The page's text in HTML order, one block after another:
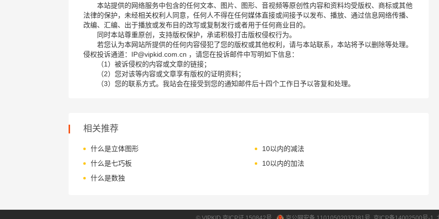
本站提供的网络服务中包含的任何文本、图片、图形、音视频等原创性内容和资料均受版权、商标或其他
法律的保护，未经相关权利人同意，任何人不得在任何媒体直接或间接予以发布、播放、通过信息网络传播、
改编、汇编、出于播放或发布目的改写或复制发行或者用于任何商业目的。
同时本站尊重原创，支持版权保护，承诺积极打击版权侵权行为。
若您认为本网站所提供的任何内容侵犯了您的版权或其他权利，请与本站联系，本站将予以删除等处理。
侵权投诉通道：IP@vipkid.com.cn ，请您在投诉邮件中写明如下信息：
（1）被诉侵权的内容或文章的链接；
（2）您对该等内容或文章享有版权的证明资料；
（3）您的联系方式。我站会在接受到您的通知邮件后十四个工作日予以答复和处理。
相关推荐
什么是立体图形
10以内的减法
什么是七巧板
10以内的加法
什么是数独